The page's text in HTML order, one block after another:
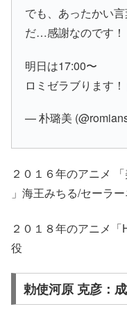
でも、あったかい
だ…感謝なのです！
明日は17:00〜
ロミゼラブります
— 朴璐美
２０１６年のアニメ
」海王みちる/セーラ
２０１８年のアニメ
役
勅使河原 克彦：